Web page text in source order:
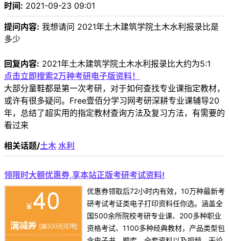
时间: 2021-09-23 09:01
提问内容: 我想请问 2021年土木建筑学院土木水利报录比是
多少
回复内容: 2021年土木建筑学院土木水利报录比大约为5:1
点击立即搜索2万种考研电子版资料！
大部分童鞋都是第一次考研，对于如何查找专业课指定教材，
或许有很多疑问。Free壹佰分学习网考研深耕专业课辅导20
年，总结了超实用的指定教材查询方法及复习方法，有需要的
看过来
相关话题/土木 水利
领限时大额优惠券,享本站正版考研考试资料!
优惠券领取后72小时内有效，10万种最新考
研考试考证类电子打印资料任你选。涵盖全
国500余所院校考研专业课、200多种职业
资格考试、1100多种经典教材，产品类型包